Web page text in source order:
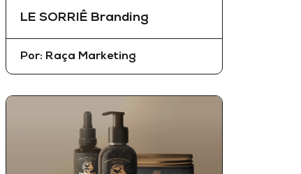
LE SORRIÊ Branding
Por: Raça Marketing